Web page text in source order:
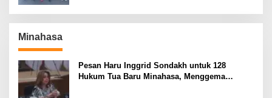
Minahasa
Pesan Haru Inggrid Sondakh untuk 128
Hukum Tua Baru Minahasa, Menggema